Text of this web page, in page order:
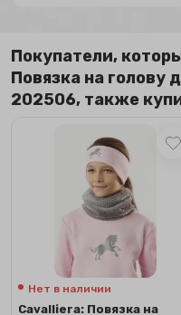
Покупатели,
Повязка на голову
202506, также
Нет в наличии
Сavalliera: Повязка на